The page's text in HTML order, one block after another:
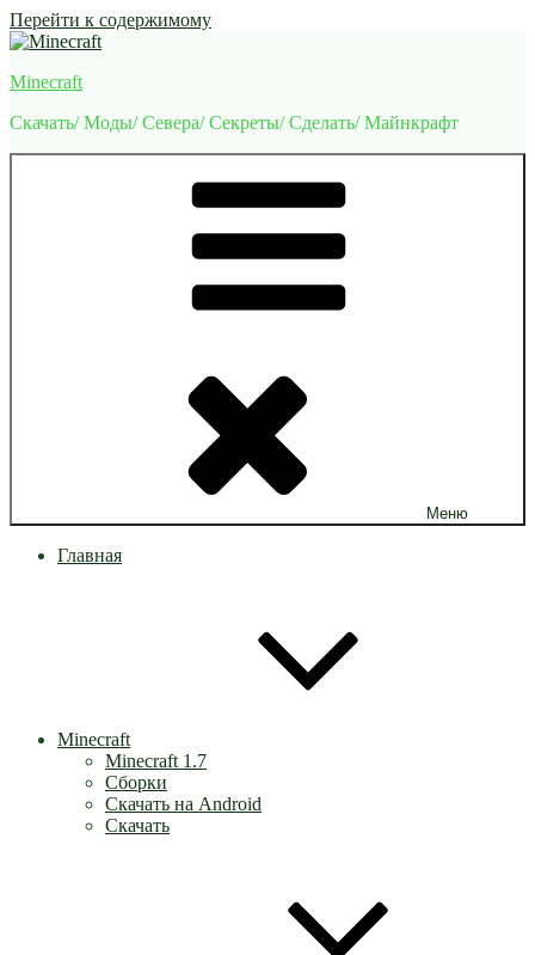
Перейти к содержимому
Minecraft
Скачать/ Моды/ Севера/ Секреты/ Сделать/ Майнкрафт
Меню
Главная
Minecraft
Minecraft 1.7
Сборки
Скачать на Android
Скачать